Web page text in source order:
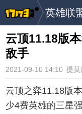
英雄联
云顶11.18版
敌手
2021-09-10 14:10 提莫
云顶之弈11.18版
少4费英雄的三星